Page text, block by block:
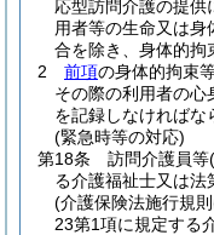
応型訪問介護の提供
用者等の生命又は
合を除き、身体的拘
2
前項の身体的拘束
その際の利用者の心
を記録しなければな
(緊急時等の対応)
第18条
訪問介護員等
る介護福祉士又は
(介護保険法施行規則
23第1項に規定する